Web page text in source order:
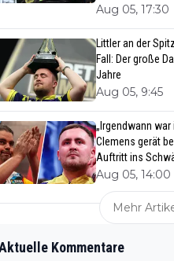
Aug 05, 17:30
Littler an der
Fall: Der große
Jahre
Aug 05, 9:45
„Irgendwann war
Clemens gerät
Auftritt ins
Aug 05, 14:00
Mehr
Kommentare